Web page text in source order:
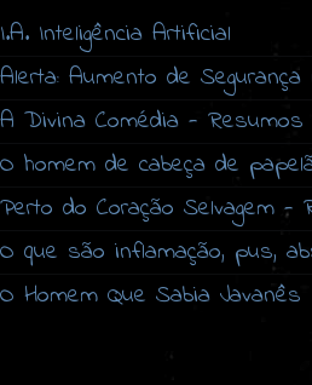
I.A. Inteligência Artificial
Alerta: Aumento de
A Divina Comédia - Resumos
O homem de cabeça de
Perto do Coração Selvagem -
O que são inflamação, pus,
O Homem Que Sabia Javanês